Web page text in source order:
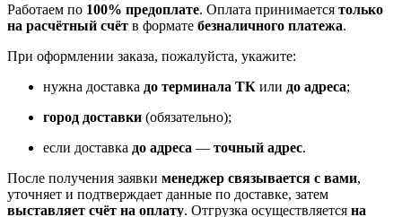
Работаем по 100% предоплате. Оплата принимается только
на расчётный счёт в формате безналичного платежа.
При оформлении заказа, пожалуйста, укажите:
нужна доставка до терминала ТК или до адреса;
город доставки (обязательно);
если доставка до адреса — точный адрес.
После получения заявки менеджер связывается с вами,
уточняет и подтверждает данные по доставке, затем
выставляет счёт на оплату. Отгрузка осуществляется на